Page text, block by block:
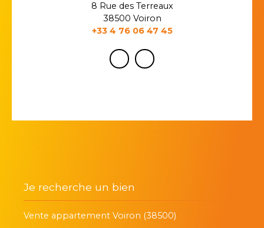
8 Rue des Terreaux
38500 Voiron
+33 4 76 06 47 45
Je recherche un bien
Vente appartement Voiron (38500)